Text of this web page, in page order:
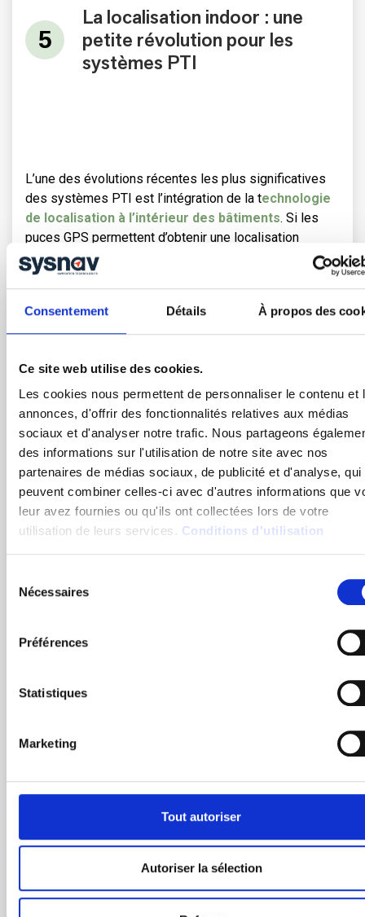
Consentement Détails À propos des
Ce site web utilise des cookies.
Les cookies nous permettent de personnaliser le contenu et
annonces, d'offrir des fonctionnalités relatives aux médias
sociaux et d'analyser notre trafic. Nous partageons
des informations sur l'utilisation de notre site avec nos
partenaires de médias sociaux, de publicité et d'analyse, qui
peuvent combiner celles-ci avec d'autres informations que
leur avez fournies ou qu'ils ont collectées lors de votre
utilisation de leurs services. Conditions d'utilisation
Nécessaires
Préférences
Statistiques
Marketing
Tout autoriser
Autoriser la sélection
La localisation indoor : une
petite révolution pour les
systèmes PTI
L’une des évolutions récentes les plus significatives
des systèmes PTI est l’intégration de la technologie
de localisation à l’intérieur des bâtiments. Si les
puces GPS permettent d’obtenir une localisation
satisfaisante dans les environnements extérieurs
dégagés, elles sont souvent sujettes à des résultats
ci sont de grande hauteur et ou proches les uns des
autres. Et elles s’avèrent totalement incapables de
que les signaux GPS y sont faibles ou indisponibles.
La localisation indoor permet de remédier à cette
limitation en recourant à un éventail de technologies
possibles telles que le Wi-Fi, le Bluetooth Low Energy
(BLE), l’Ultra Wide Band (UWB), le RFID ou encore
l’inertiel pour obtenir un positionnement à l’intérieur
des bâtiments. La précision obtenue varie en fonction
Les avantages de la
La géolocalisation précise en deux
dimensions sur un plan